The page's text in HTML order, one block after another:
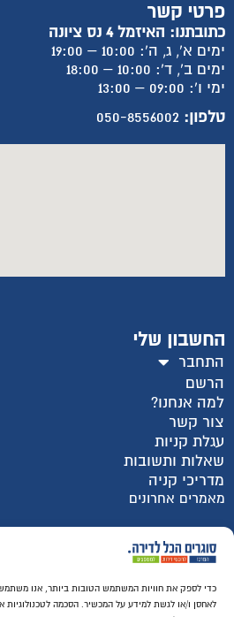
לאחסן ו/או לגשת למידע על המכשיר. הסכמה לטכנולוגיות
פרטי קשר
כתובתנו: האיזמל 4 נס ציונה
ימים א', ג, ה': 10:00 – 19:00
ימים ב', ד': 10:00 – 18:00
ימי ו': 09:00 – 13:00
טלפון: 050-8556002
החשבון שלי
התחבר
הרשם
למה אנחנו?
צור קשר
עגלת קניות
שאלות ותשובות
מדריכי קניה
מאמרים אחרונים
רכישה מאובטחת SSL